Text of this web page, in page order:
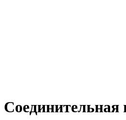
Соединительная